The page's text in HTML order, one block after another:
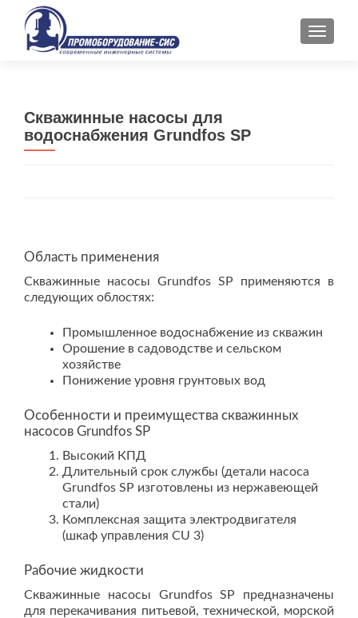
Скважинные насосы для
водоснабжения Grundfos SP
Область применения
Скважинные насосы Grundfos SP применяются в
следующих облостях:
Промышленное водоснабжение из скважин
Орошение в садоводстве и сельском
хозяйстве
Понижение уровня грунтовых вод
Особенности и преимущества скважинных
насосов Grundfos SP
Высокий КПД
Длительный срок службы (детали насоса
Grundfos SP изготовлены из нержавеющей
стали)
Комплексная защита электродвигателя
(шкаф управления CU 3)
Рабочие жидкости
Скважинные насосы Grundfos SP предназначены
для перекачивания питьевой, технической, морской